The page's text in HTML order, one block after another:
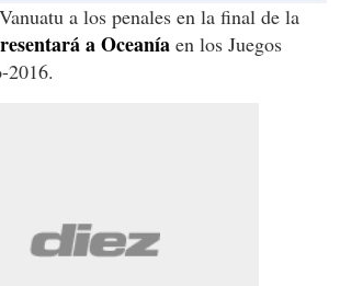
a los penales en la final de la
a Oceanía en los Juegos
2016.